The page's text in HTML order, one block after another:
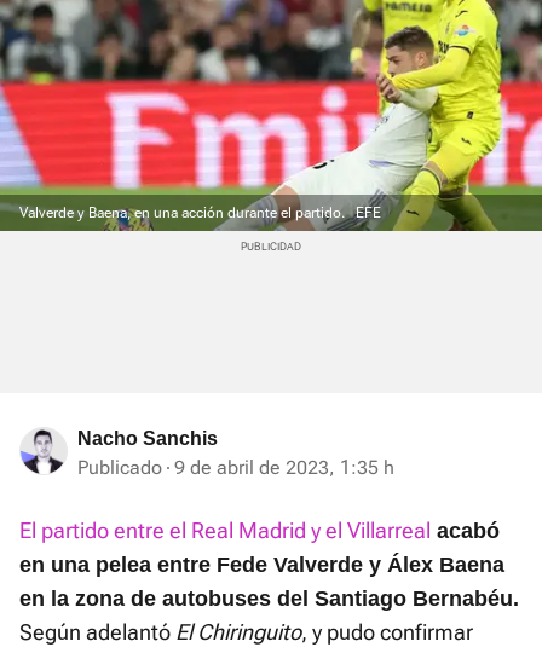
Valverde y Baena, en una acción durante el partido. EFE
Nacho Sanchis
Publicado 9 de abril de 2023, 1:35 h
El partido entre el Real Madrid y el Villarreal acabó
en una pelea entre Fede Valverde y Álex Baena
en la zona de autobuses del Santiago Bernabéu.
Según adelantó El Chiringuito, y pudo confirmar